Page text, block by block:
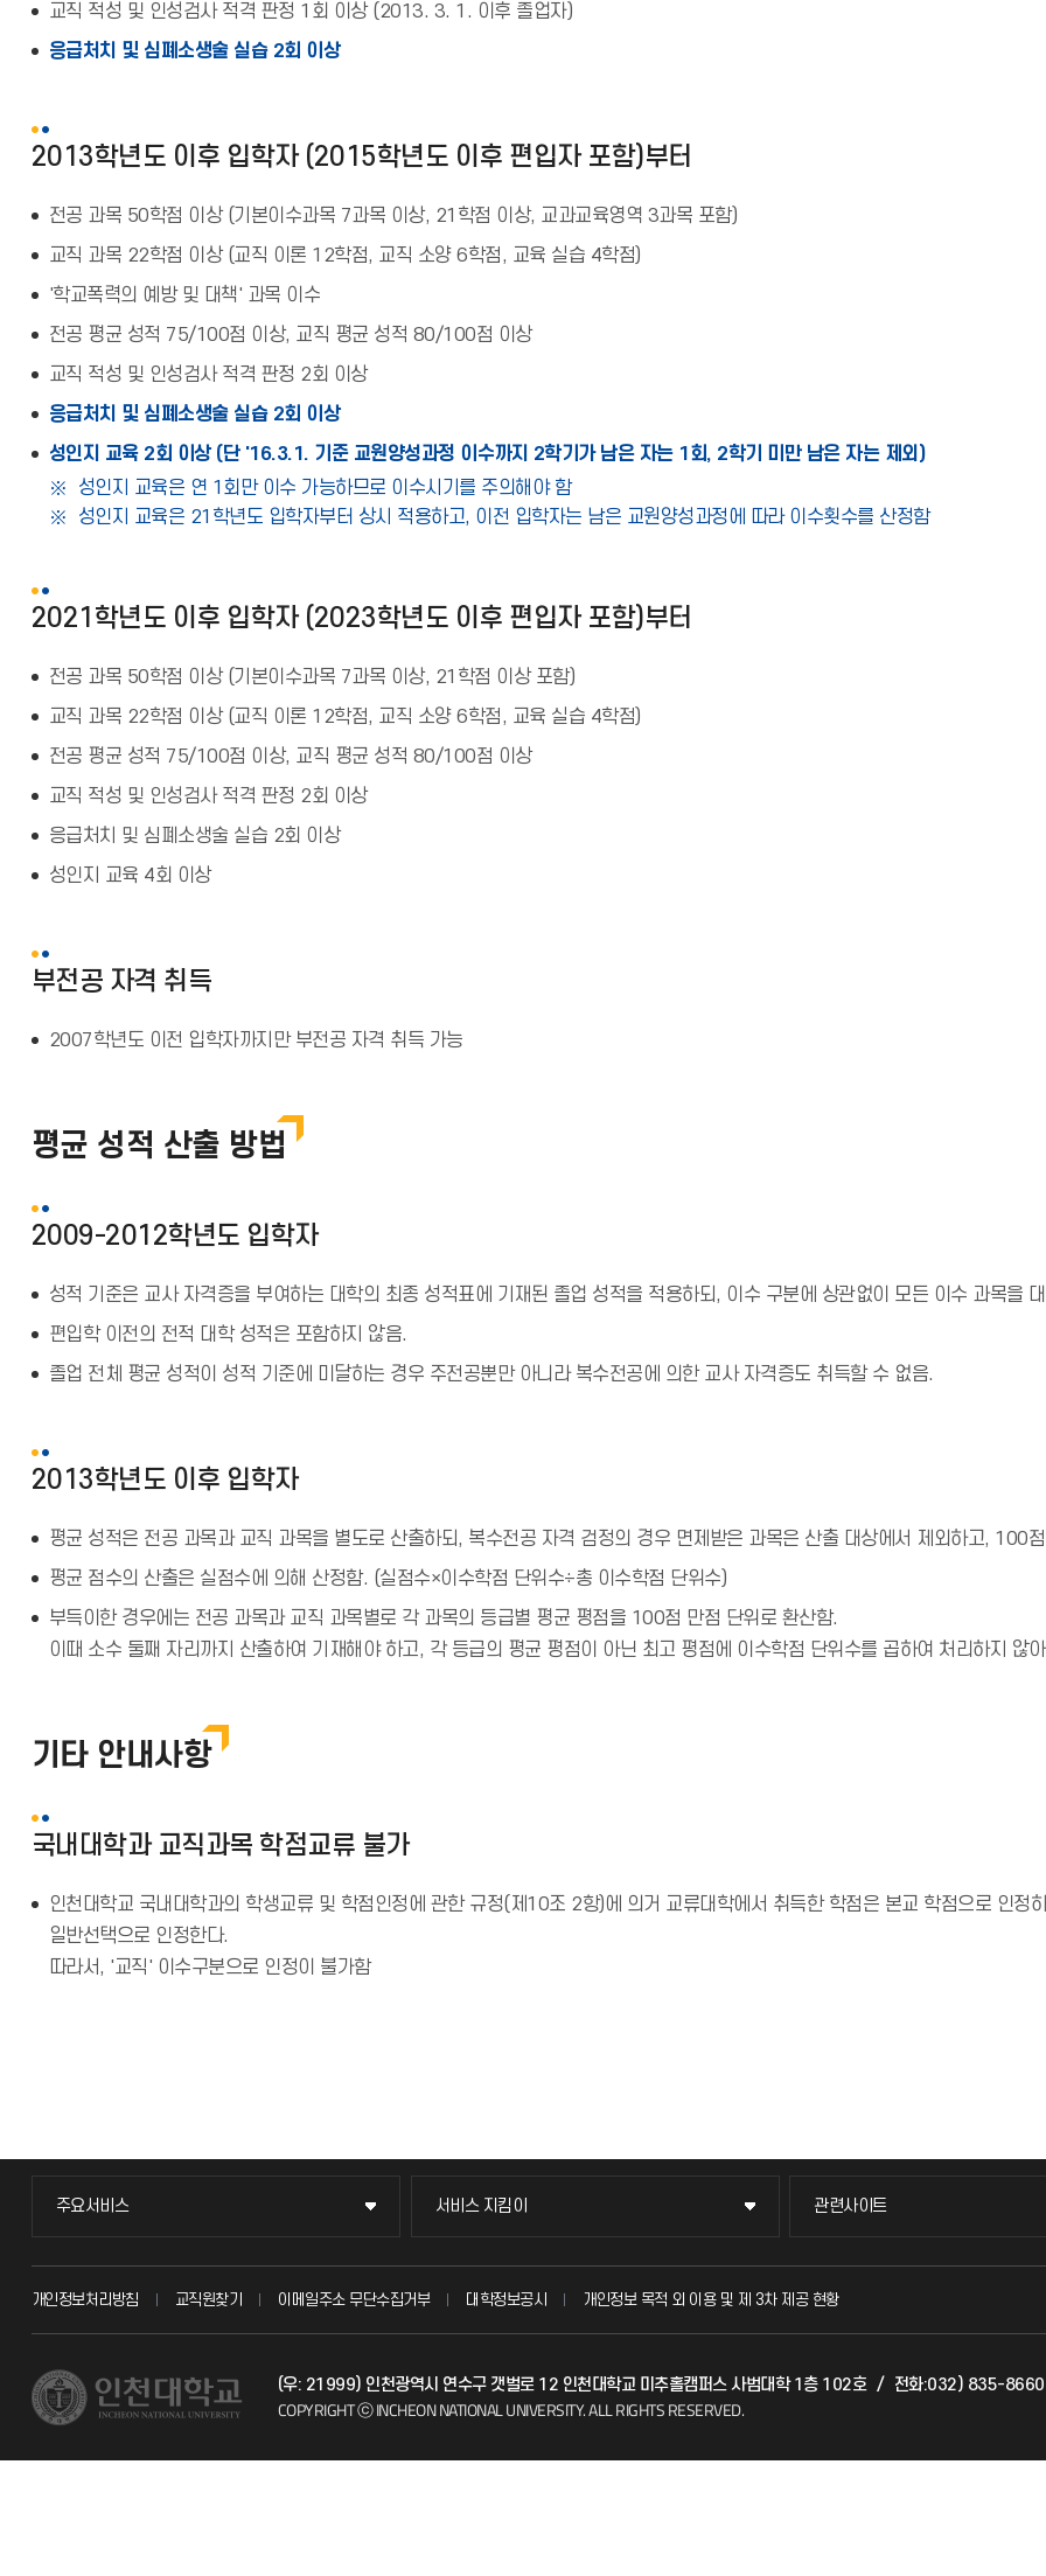
교직 적성 및 인성검사 적격 판정 1회 이상 (2013. 3. 1. 이후 졸업자)
응급처치 및 심폐소생술 실습 2회 이상
2013학년도 이후 입학자 (2015학년도 이후 편입자 포함)부터
전공 과목 50학점 이상 (기본이수과목 7과목 이상, 21학점 이상, 교과교육영역 3과목 포함)
교직 과목 22학점 이상 (교직 이론 12학점, 교직 소양 6학점, 교육 실습 4학점)
'학교폭력의 예방 및 대책' 과목 이수
전공 평균 성적 75/100점 이상, 교직 평균 성적 80/100점 이상
교직 적성 및 인성검사 적격 판정 2회 이상
응급처치 및 심폐소생술 실습 2회 이상
성인지 교육 2회 이상 (단 '16.3.1. 기준 교원양성과정 이수까지 2학기가 남은 자는 1회, 2학기 미만 남은 자는 제외)
성인지 교육은 연 1회만 이수 가능하므로 이수시기를 주의해야 함
성인지 교육은 21학년도 입학자부터 상시 적용하고, 이전 입학자는 남은 교원양성과정에 따라 이수횟수를 산정함
2021학년도 이후 입학자 (2023학년도 이후 편입자 포함)부터
전공 과목 50학점 이상 (기본이수과목 7과목 이상, 21학점 이상 포함)
교직 과목 22학점 이상 (교직 이론 12학점, 교직 소양 6학점, 교육 실습 4학점)
전공 평균 성적 75/100점 이상, 교직 평균 성적 80/100점 이상
교직 적성 및 인성검사 적격 판정 2회 이상
응급처치 및 심폐소생술 실습 2회 이상
성인지 교육 4회 이상
부전공 자격 취득
2007학년도 이전 입학자까지만 부전공 자격 취득 가능
평균 성적 산출 방법
2009-2012학년도 입학자
성적 기준은 교사 자격증을 부여하는 대학의 최종 성적표에 기재된 졸업 성적을 적용하되, 이수 구분에 상관없이 모든 이수 과목을
편입학 이전의 전적 대학 성적은 포함하지 않음.
졸업 전체 평균 성적이 성적 기준에 미달하는 경우 주전공뿐만 아니라 복수전공에 의한 교사 자격증도 취득할 수 없음.
2013학년도 이후 입학자
평균 성적은 전공 과목과 교직 과목을 별도로 산출하되, 복수전공 자격 검정의 경우 면제받은 과목은 산출 대상에서 제외하고, 100
평균 점수의 산출은 실점수에 의해 산정함. (실점수×이수학점 단위수÷총 이수학점 단위수)
부득이한 경우에는 전공 과목과 교직 과목별로 각 과목의 등급별 평균 평점을 100점 만점 단위로 환산함.
이때 소수 둘째 자리까지 산출하여 기재해야 하고, 각 등급의 평균 평점이 아닌 최고 평점에 이수학점 단위수를 곱하여 처리하지 않
기타 안내사항
국내대학과 교직과목 학점교류 불가
인천대학교 국내대학과의 학생교류 및 학점인정에 관한 규정(제10조 2항)에 의거 교류대학에서 취득한 학점은 본교 학점으로 인정
일반선택으로 인정한다.
따라서, '교직' 이수구분으로 인정이 불가함
주요서비스
주요서비스
교무회의방송
시설예약
서비스 지킴이
서비스 지킴이
묻고 답하기
자주 묻는 질문(FAQ)
관련사이트
관련사이트
국방헬프콜
산학협력단
개인정보처리방침 교직원찾기 이메일주소 무단수집거부 대학정보공시 개인정보 목적 외 이용 및 제 3차 제공 현황
(우: 21999) 인천광역시 연수구 갯벌로 12 인천대학교 미추홀캠퍼스 사범대학 1층 102호 / 전화:032) 835-8660
COPYRIGHT ⓒ INCHEON NATIONAL UNIVERSITY.ALL RIGHTS RESERVED.